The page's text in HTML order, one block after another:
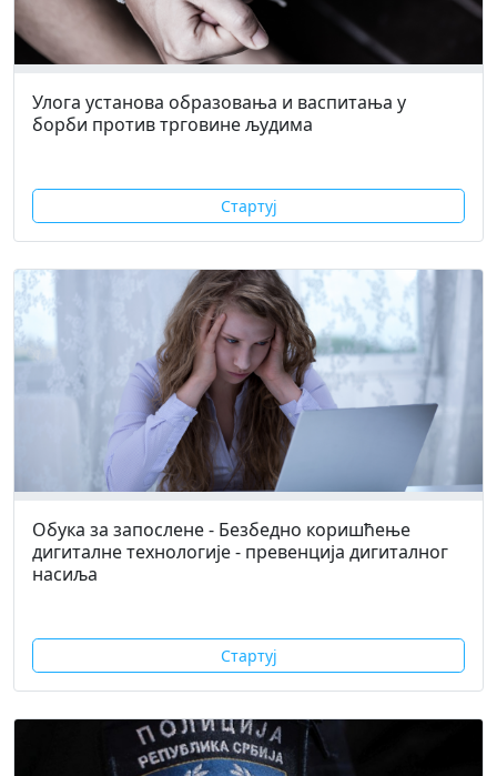
Улога установа образовања и васпитања у
борби против трговине људима
Стартуј
Обука за запослене - Безбедно коришћење
дигиталне технологије - превенција дигиталног
насиља
Стартуј